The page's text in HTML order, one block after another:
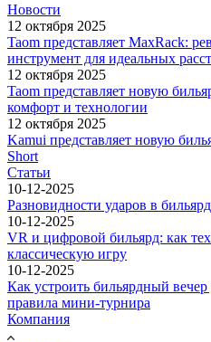
Новости
12 октября 2025
Taom представляет MaxRack:
инструмент для идеальных
12 октября 2025
Taom представляет новую
комфорт и технологии
12 октября 2025
Kamui представляет новую
Short
Статьи
10-12-2025
Разновидности ударов в
10-12-2025
VR и цифровой бильярд: как
классическую игру
10-12-2025
Как устроить бильярдный
правила мини-турнира
Компания